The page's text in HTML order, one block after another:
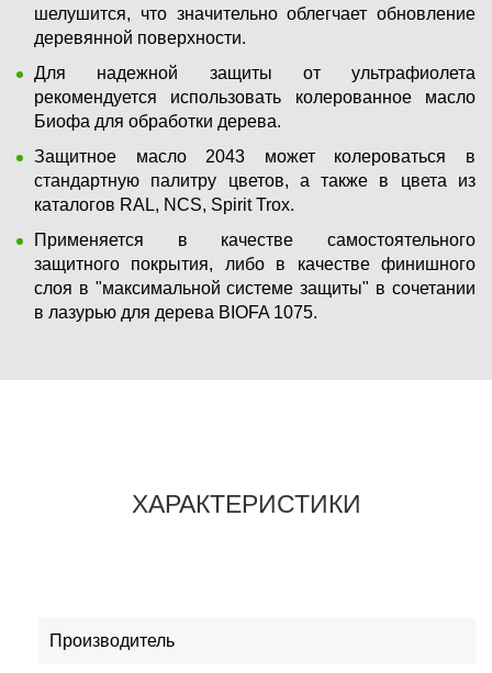
шелушится, что значительно облегчает обновление
деревянной поверхности.
Для надежной защиты от ультрафиолета
рекомендуется использовать колерованное масло
Биофа для обработки дерева.
Защитное масло 2043 может колероваться в
стандартную палитру цветов, а также в цвета из
каталогов RAL, NCS, Spirit Trox.
Применяется в качестве самостоятельного
защитного покрытия, либо в качестве финишного
слоя в "максимальной системе защиты" в сочетании
в лазурью для дерева BIOFA 1075.
ХАРАКТЕРИСТИКИ
Производитель